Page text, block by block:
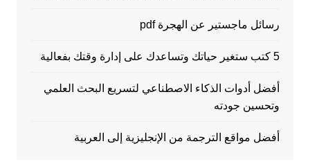
رسائل ماجستير عن الهجرة pdf
5 كتب ستغير حياتك وتساعدك على إدارة وقتك بفعالية
أفضل أدوات الذكاء الاصطناعي لتسريع البحث العلمي
وتحسين جودته
أفضل مواقع الترجمة من الإنجليزية إلى العربية